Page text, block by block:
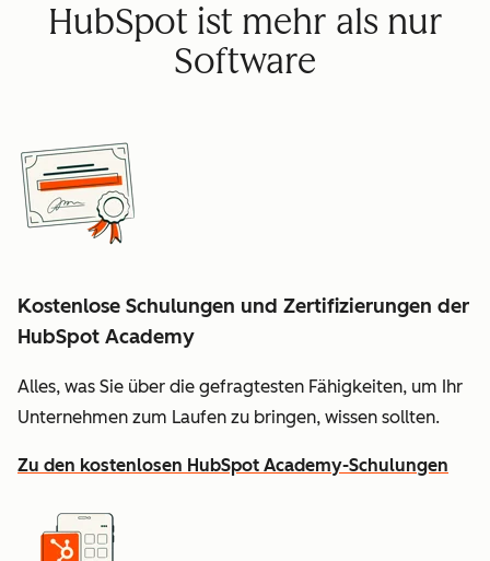
HubSpot ist mehr als nur
Software
Kostenlose Schulungen und Zertifizierungen der
HubSpot Academy
Alles, was Sie über die gefragtesten Fähigkeiten, um Ihr
Unternehmen zum Laufen zu bringen, wissen sollten.
Zu den kostenlosen HubSpot Academy-Schulungen